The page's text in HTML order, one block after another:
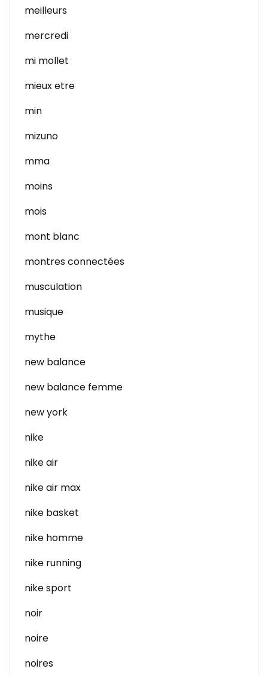
meilleurs
mercredi
mi mollet
mieux etre
min
mizuno
mma
moins
mois
mont blanc
montres connectées
musculation
musique
mythe
new balance
new balance femme
new york
nike
nike air
nike air max
nike basket
nike homme
nike running
nike sport
noir
noire
noires